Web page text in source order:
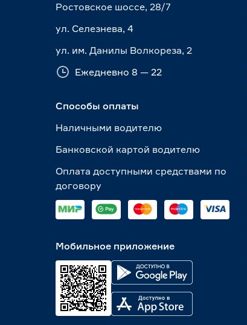
Ростовское шоссе, 28/7
ул. Селезнева, 4
ул. им. Данилы Волкореза, 2
Ежедневно 8 — 22
Способы оплаты
Наличными водителю
Банковской картой водителю
Оплата доступными средствами по
договору
Мобильное приложение